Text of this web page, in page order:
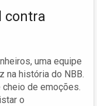
contra
uma equipe
na história do NBB.
de emoções.
o